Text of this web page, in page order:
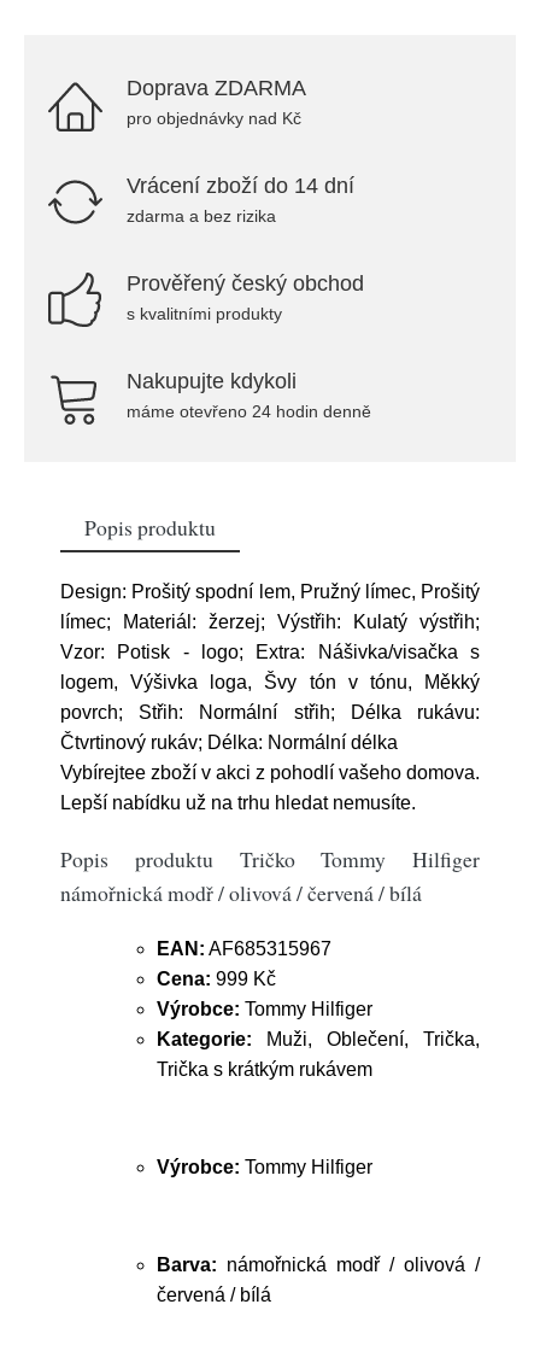
Doprava ZDARMA
pro objednávky nad Kč
Vrácení zboží do 14 dní
zdarma a bez rizika
Prověřený český obchod
s kvalitními produkty
Nakupujte kdykoli
máme otevřeno 24 hodin denně
Popis produktu
Design: Prošitý spodní lem, Pružný límec, Prošitý
límec; Materiál: žerzej; Výstřih: Kulatý výstřih;
Vzor: Potisk - logo; Extra: Nášivka/visačka s
logem, Výšivka loga, Švy tón v tónu, Měkký
povrch; Střih: Normální střih; Délka rukávu:
Čtvrtinový rukáv; Délka: Normální délka
Vybírejtee zboží v akci z pohodlí vašeho domova.
Lepší nabídku už na trhu hledat nemusíte.
Popis produktu Tričko Tommy Hilfiger
námořnická modř / olivová / červená / bílá
EAN: AF685315967
Cena: 999 Kč
Výrobce: Tommy Hilfiger
Kategorie: Muži, Oblečení, Trička,
Trička s krátkým rukávem
Výrobce: Tommy Hilfiger
Barva: námořnická modř / olivová /
červená / bílá